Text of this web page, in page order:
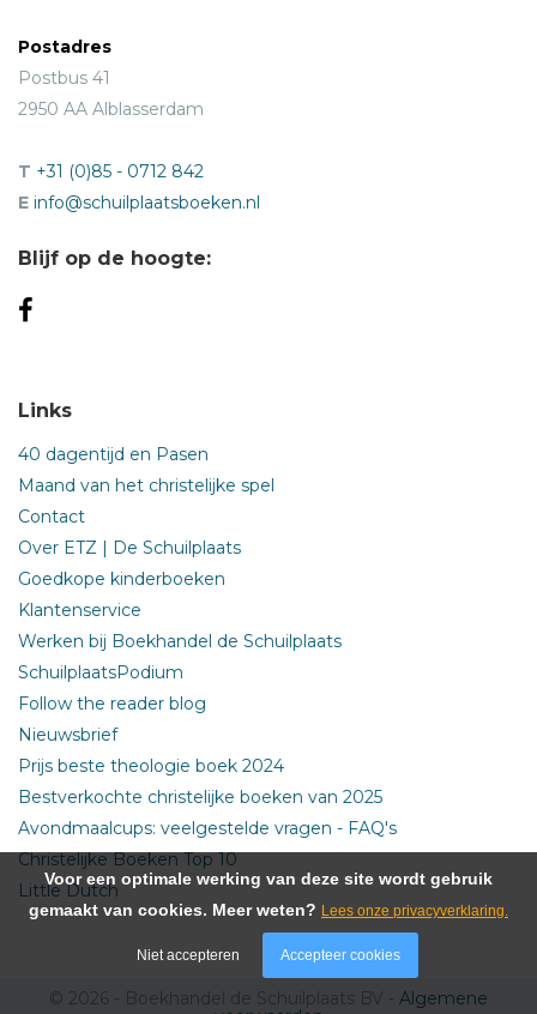
Postadres
Postbus 41
2950 AA Alblasserdam
T +31 (0)85 - 0712 842
E info@schuilplaatsboeken.nl
Blijf op de hoogte:
Links
40 dagentijd en Pasen
Maand van het christelijke spel
Contact
Over ETZ | De Schuilplaats
Goedkope kinderboeken
Klantenservice
Werken bij Boekhandel de Schuilplaats
SchuilplaatsPodium
Follow the reader blog
Nieuwsbrief
Prijs beste theologie boek 2024
Bestverkochte christelijke boeken van 2025
Avondmaalcups: veelgestelde vragen - FAQ's
Christelijke Boeken Top 10
Little Dutch
© 2026 - Boekhandel de Schuilplaats BV - Algemene
Voor een optimale werking van deze site wordt gebruik
gemaakt van cookies. Meer weten? Lees onze privacyverklaring.
Niet accepteren Accepteer cookies